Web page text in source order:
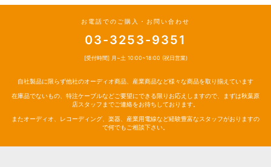
お電話でのご購入・お問い合わせ
03-3253-9351
[受付時間] 月~土 10:00~18:00 (祝日営業)
自社製品に限らず他社のオーディオ商品、産業商品など様々な商品を取り揃えています
在庫品でないもの、特注ケーブルなどご要望にできる限りお応えしますので、まずは秋葉原
店スタッフまでご連絡をお待ちしております。
またオーディオ、レコーディング、楽器、産業用電線など経験豊富なスタッフがおりますの
で何でもご相談下さい。